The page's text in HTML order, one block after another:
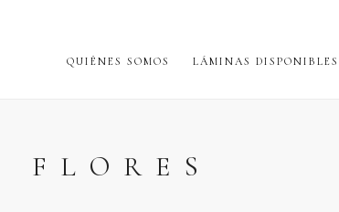
QUIÉNES SOMOS LÁMINAS DISPONIBLES
FLORES